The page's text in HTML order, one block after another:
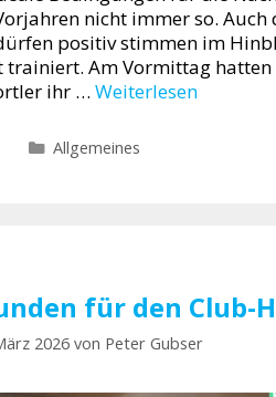
nicht immer so.
positiv stimmen im
Am Vormittag
ihr … Weiterlesen
Kategorien
Allgemeines
für den Club-
2026 von Peter Gubser